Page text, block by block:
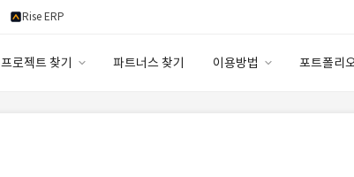
Rise ERP
프로젝트 찾기 파트너스 찾기 이용방법 포트폴리